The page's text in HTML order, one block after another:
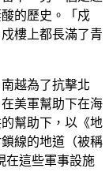
的歷史。「戍
樓上都長滿了青
越為了抗擊北
美軍幫助下在海
幫助下，以《地
線的地道（被稱
在這些軍事設施